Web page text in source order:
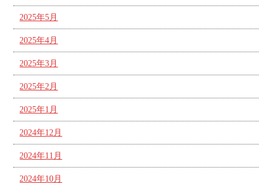
2025年5月
2025年4月
2025年3月
2025年2月
2025年1月
2024年12月
2024年11月
2024年10月